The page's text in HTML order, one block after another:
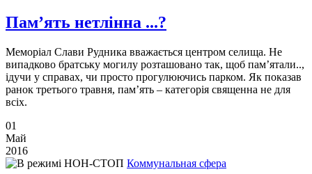
Пам’ять нетлінна ...?
Меморіал Слави Рудника вважається центром селища. Не
випадково братську могилу розташовано так, щоб пам’ятали..,
ідучи у справах, чи просто прогулюючись парком. Як показав
ранок третього травня, пам’ять – категорія священна не для
всіх.
01
Май
2016
Коммунальная сфера